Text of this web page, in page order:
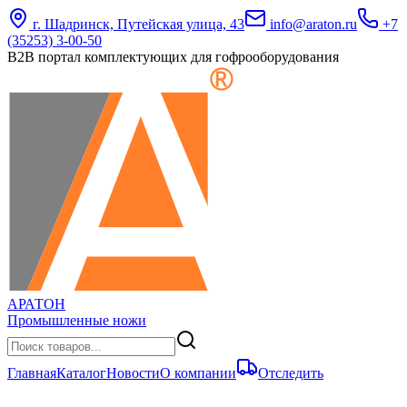
г. Шадринск, Путейская улица, 43 info@araton.ru
+7
(35253) 3-00-50
B2B портал комплектующих для гофрооборудования
АРАТОН
Промышленные ножи
ГлавнаяКаталогНовостиО компании Отследить